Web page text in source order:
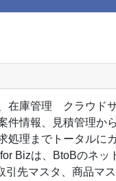
在庫管理 クラウド
件情報、見積管理か
処理までトータルに
Bizは、BtoBのネッ
引先マスタ、商品マス